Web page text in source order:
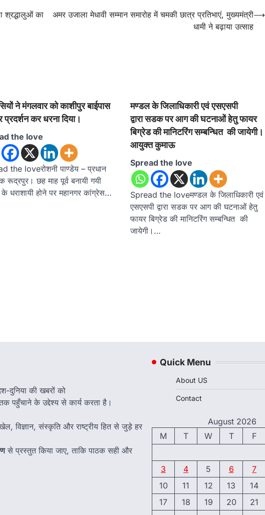
श्रद्धालुओं का
अमर उजाला मेधावी सम्मान समारोह में चमकी छात्र प्रतिभाएं, मुख्यमंत्री
धामी ने बढ़ाया उत्साह
⟶
ने मंगलवार को काशीपुर बाईपास
प्रदर्शन कर धरना दिया।
the love
the loveरोशनी पाण्डेय – प्रधान
रूद्रपुर। छह माह पूर्व बनायी गयी
के धराशायी होने पर महानगर कांग्रेस…
मण्डल के जिलाधिकारी एवं एसएसपी
द्वारा सडक पर आग की घटनाओं हेतु फायर
बिग्रेड की मानिटरिंग सम्बन्धित की जायेगी।
आयुक्त कुमाऊ
Spread the love
Spread the loveमण्डल के जिलाधिकारी एवं
एसएसपी द्वारा सडक पर आग की घटनाओं हेतु
फायर बिग्रेड की मानिटरिंग सम्बन्धित की
जायेगी।…
दुनिया की खबरों को
पहुँचाने के उद्देश्य से कार्य करता है।
विज्ञान, संस्कृति और राष्ट्रीय हित से जुड़े हर
से प्रस्तुत किया जाए, ताकि पाठक सही और
Quick Menu
About US
Contact
August 2026
M
T W T F
3
4 5 6 7
10
11 12 13 14
17
18 19 20 21